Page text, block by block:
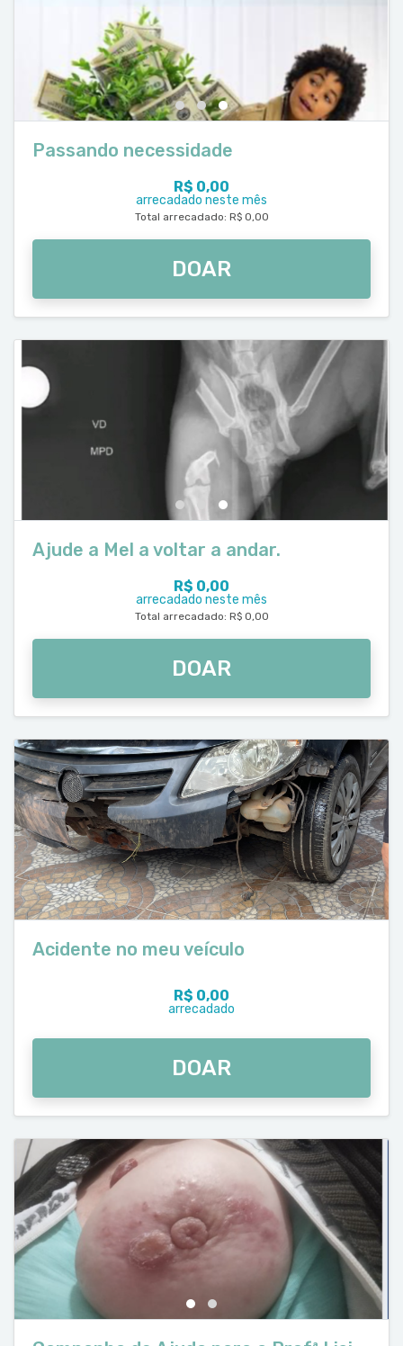
Passando necessidade
R$ 0,00
arrecadado neste mês
Total arrecadado: R$ 0,00
DOAR
Ajude a Mel a voltar a andar.
R$ 0,00
arrecadado neste mês
Total arrecadado: R$ 0,00
DOAR
Acidente no meu veículo
R$ 0,00
arrecadado
DOAR